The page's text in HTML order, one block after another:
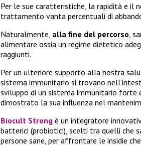
Per le sue caratteristiche, la rapidità e
trattamento vanta percentuali di
Naturalmente, alla fine del percorso ,
alimentare ossia un regime dietetico
raggiunti.
Per un ulteriore supporto alla nostra
sistema immunitario si trovano
sviluppo di un sistema immunitario forte
dimostrato la sua influenza nel
Biocult Strong è un integratore
batterici (probiotici), scelti tra quelli che
persone sane, per affrontare le insidie